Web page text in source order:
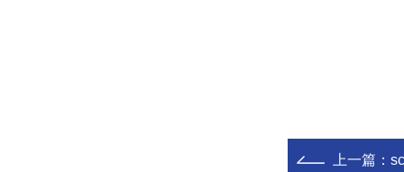
上一篇：